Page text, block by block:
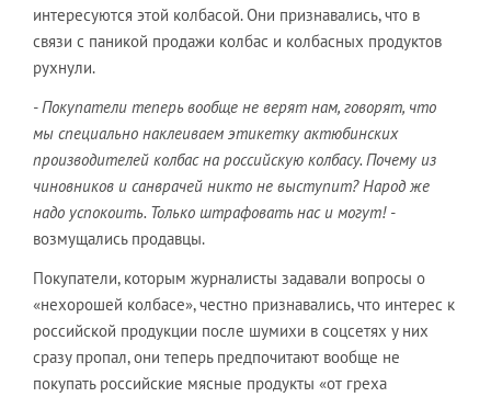
интересуются этой колбасой. Они признавались, что в
связи с паникой продажи колбас и колбасных продуктов
рухнули.
- Покупатели теперь вообще не верят нам, говорят, что
мы специально наклеиваем этикетку актюбинских
производителей колбас на российскую колбасу. Почему из
чиновников и санврачей никто не выступит? Народ же
надо успокоить. Только штрафовать нас и могут! -
возмущались продавцы.
Покупатели, которым журналисты задавали вопросы о
«нехорошей колбасе», честно признавались, что интерес к
российской продукции после шумихи в соцсетях у них
сразу пропал, они теперь предпочитают вообще не
покупать российские мясные продукты «от греха